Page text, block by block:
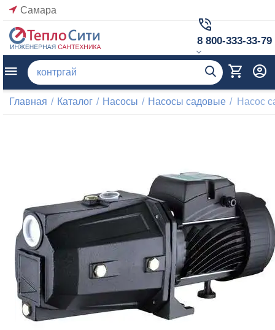
Самара
8 800-333-33-79
Главная / Каталог / Насосы / Насосы садовые / Насос